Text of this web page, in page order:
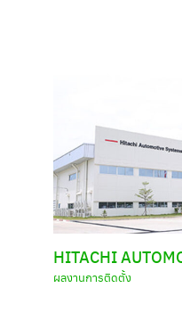
HITACHI
ผลงานการติดตั้ง